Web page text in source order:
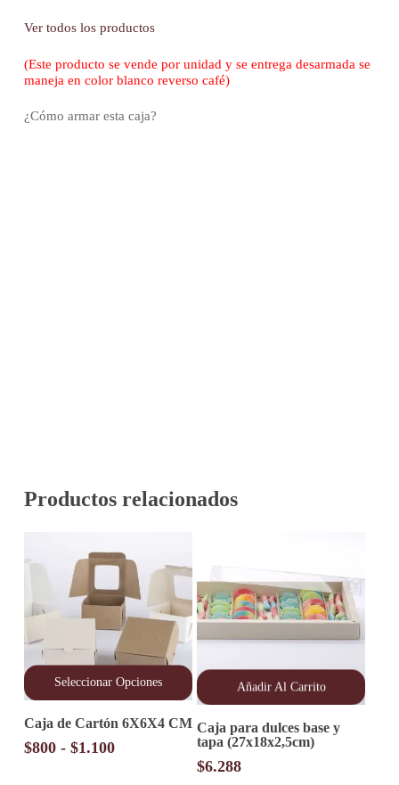
Ver todos los productos
(Este producto se vende por unidad y se entrega desarmada se
maneja en color blanco reverso café)
¿Cómo armar esta caja?
Productos relacionados
Seleccionar Opciones
producto
tiene
múltiples
Caja de Cartón 6X6X4 CM
$800 - $1.100Rango
Añadir Al Carrito
Caja para dulces base y
tapa (27x18x2,5cm)
$6.288